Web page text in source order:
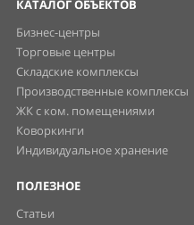
КАТАЛОГ ОБЪЕКТОВ
Бизнес-центры
Торговые центры
Складские комплексы
Производственные комплексы
ЖК с ком. помещениями
Коворкинги
Индивидуальное хранение
ПОЛЕЗНОЕ
Статьи